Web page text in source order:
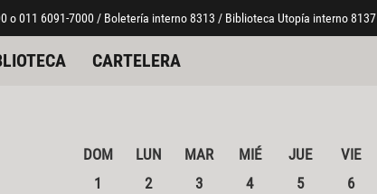
o 011 6091-7000 / Boletería interno 8313 / Biblioteca Utopía interno 8137
CARTELERA
DOM LUN MAR MIÉ JUE VIE
1
2 3 4 5 6